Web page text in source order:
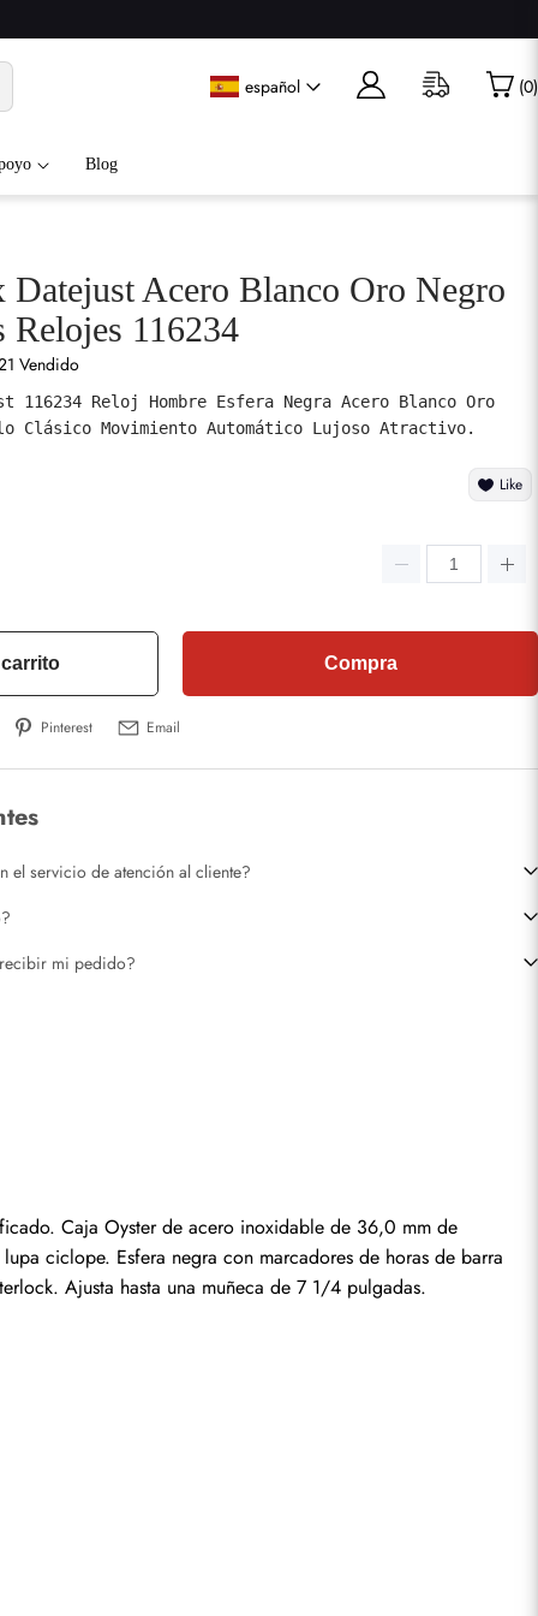
español (0)
Blog
Datejust Acero Blanco Oro Negro
116234
Vendido
116234 Reloj Hombre Esfera Negra Acero Blanco Oro
Clásico Movimiento Automático Lujoso Atractivo.
Like
Compra
Pinterest Email
el servicio de atención al cliente?
mi pedido?
Caja Oyster de acero inoxidable de 36,0 mm de
ciclope. Esfera negra con marcadores de horas de barra
Ajusta hasta una muñeca de 7 1/4 pulgadas.